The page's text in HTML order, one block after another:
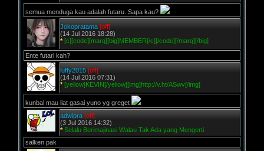
semua menduga kau adalah futaru. Sapa kau?
Jokopratama [off]
(14 Jul 2016 18:28)
* [c][code][marq][big]MEMBER[/c][/code][/marq][/big]
Ente futari kah?
luffy2015 [off]
(14 Jul 2016 07:31)
* [yellow]KEVIN[/yellow][img]http://v.ht/ASwv[/img]
kunbal mau liat gasai yuno yg greget
adwipra [off]
(3 Jul 2016 14:32)
* Selalu Berimajinasi Walau Tak Ada yang Mengerti
salken pak